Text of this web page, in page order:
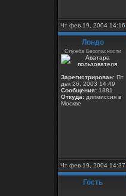
Чт фев 19, 2004 14:16
Лондо
Служба Безопасности
Зарегистрирован: Пт
дек 26, 2003 14:49
Сообщения: 1881
Откуда: дипмиссия в
Москве
Чт фев 19, 2004 14:37
Гость